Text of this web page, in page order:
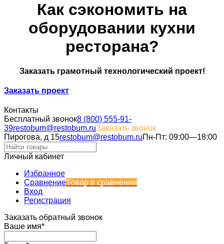
Как сэкономить на
оборудовании кухни
ресторана?
Заказать грамотный технологический проект!
Заказать проект
Контакты
Бесплатный звонок8 (800) 555-91-
39restobum@restobum.ruЗаказать звонок
Пирогова, д 15restobum@restobum.ruПн-Пт: 09:00—18:00
Личный кабинет
Избранное
СравнениеТовар в сравнении
Вход
Регистрация
Заказать обратный звонок
Ваше имя*